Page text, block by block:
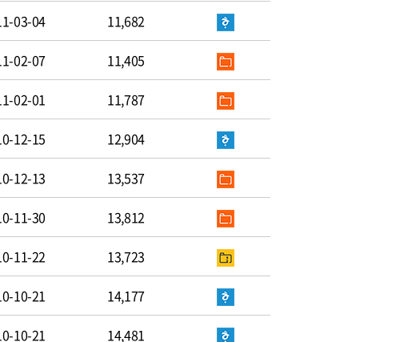
03-04 11,682
02-07 11,405
02-01 11,787
12-15 12,904
12-13 13,537
11-30 13,812
11-22 13,723
10-21 14,177
10-21 14,481